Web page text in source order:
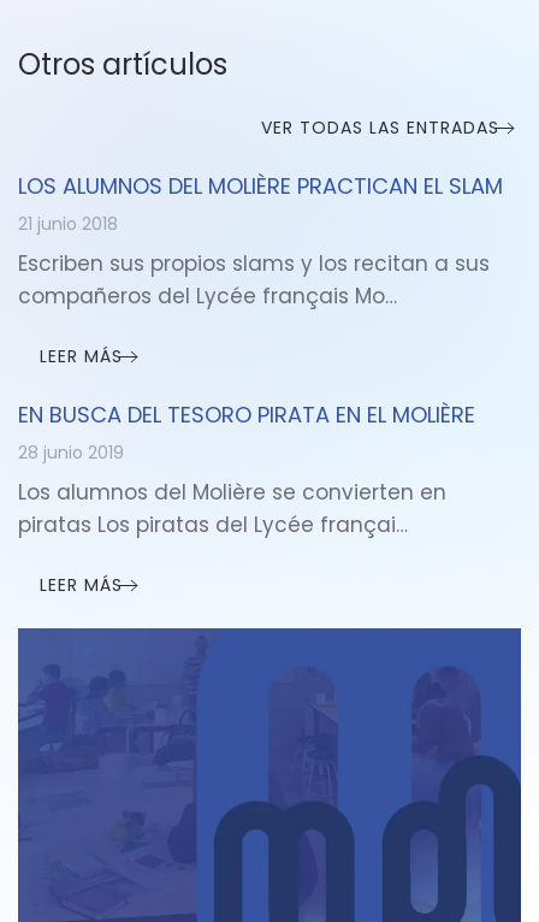
Otros artículos
VER TODAS LAS ENTRADAS
LOS ALUMNOS DEL MOLIÈRE PRACTICAN EL SLAM
21 junio 2018
Escriben sus propios slams y los recitan a sus
compañeros del Lycée français Mo…
LEER MÁS
EN BUSCA DEL TESORO PIRATA EN EL MOLIÈRE
28 junio 2019
Los alumnos del Molière se convierten en
piratas Los piratas del Lycée françai…
LEER MÁS